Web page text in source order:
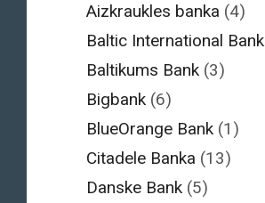
Aizkraukles banka (4)
Baltic International Bank
Baltikums Bank (3)
Bigbank (6)
BlueOrange Bank (1)
Citadele Banka (13)
Danske Bank (5)